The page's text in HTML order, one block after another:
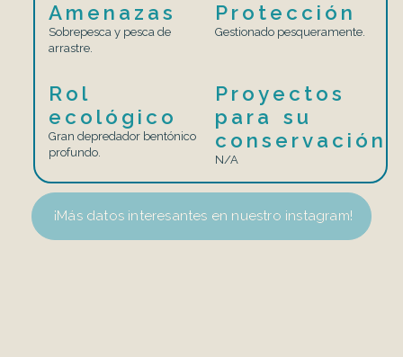
Amenazas
Sobrepesca y pesca de
arrastre.
Protección
Gestionado pesqueramente.
Rol
ecológico
Gran depredador bentónico
profundo.
Proyectos
para su
conservación
N/A
¡Más datos interesantes en nuestro instagram!